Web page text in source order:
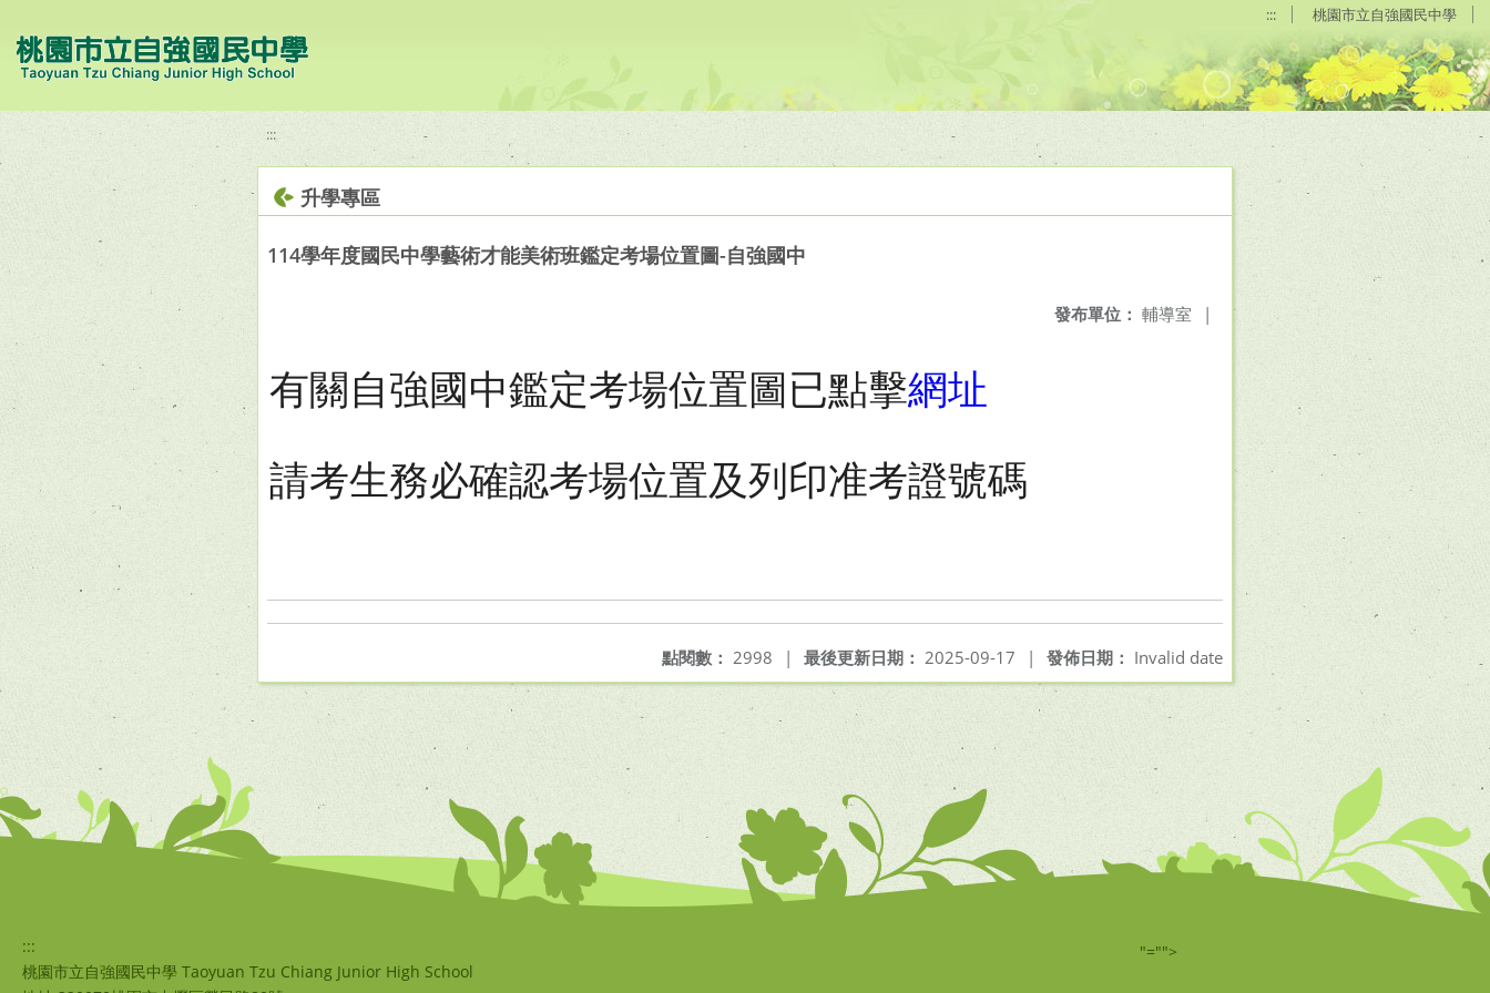
::: 桃園市立自強國民中學
:::
升學專區
114學年度國民中學藝術才能美術班鑑定考場位置圖-自強國中
發布單位： 輔導室 |
有關自強國中鑑定考場位置圖已點擊網址
請考生務必確認考場位置及列印准考證號碼
發佈日期： Invalid date
最後更新日期： 2025-09-17 |
點閱數： 2998 |
:::
桃園市立自強國民中學 Taoyuan Tzu Chiang Junior High School
"="">